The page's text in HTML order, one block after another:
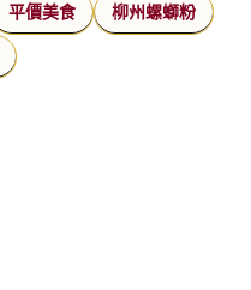
平價美食 柳州螺螄粉